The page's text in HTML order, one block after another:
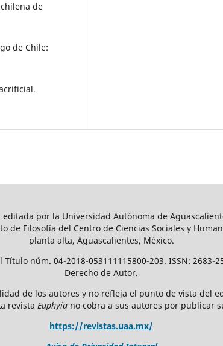
de
de Chile:
por la Universidad Autónoma de
de Filosofía del Centro de Ciencias Sociales y
planta alta, Aguascalientes, México.
núm. 04-2018-053111115800-203. ISSN:
Derecho de Autor.
de los autores y no refleja el punto de vista del
revista Euphyía no cobra a sus autores por publicar
https://revistas.uaa.mx/